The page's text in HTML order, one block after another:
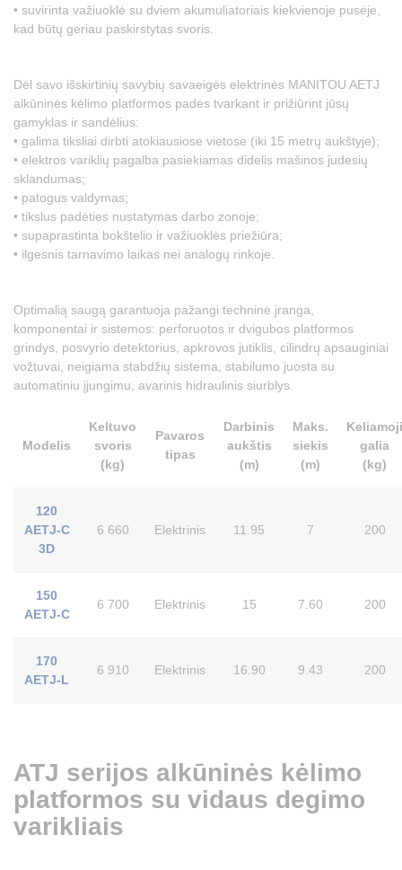
• suvirinta važiuoklė su dviem akumuliatoriais kiekvienoje pusėje,
kad būtų geriau paskirstytas svoris.
Dėl savo išskirtinių savybių savaeigės elektrinės MANITOU AETJ
alkūninės kėlimo platformos padės tvarkant ir prižiūrint jūsų
gamyklas ir sandėlius:
• galima tiksliai dirbti atokiausiose vietose (iki 15 metrų aukštyje);
• elektros variklių pagalba pasiekiamas didelis mašinos judesių
sklandumas;
• patogus valdymas;
• tikslus padėties nustatymas darbo zonoje;
• supaprastinta bokštelio ir važiuoklės priežiūra;
• ilgesnis tarnavimo laikas nei analogų rinkoje.
Optimalią saugą garantuoja pažangi techninė įranga,
komponentai ir sistemos: perforuotos ir dvigubos platformos
grindys, posvyrio detektorius, apkrovos jutiklis, cilindrų apsauginiai
vožtuvai, neigiama stabdžių sistema, stabilumo juosta su
automatiniu įjungimu, avarinis hidraulinis siurblys.
Modelis
Keltuvo
svoris
(kg)
Pavaros
tipas
Darbinis
aukštis
(m)
Maks.
siekis
(m)
Keliamoji
galia
(kg)
120
AETJ-C
3D
6 660 Elektrinis 11.95 7 200
150
AETJ-C
6 700 Elektrinis 15 7.60 200
170
AETJ-L
6 910 Elektrinis 16.90 9.43 200
ATJ serijos alkūninės kėlimo
platformos su vidaus degimo
varikliais